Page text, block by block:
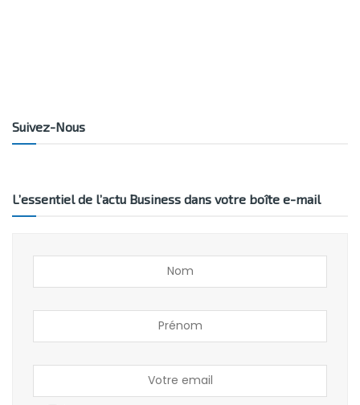
Suivez-Nous
L’essentiel de l’actu Business dans votre boîte e-mail